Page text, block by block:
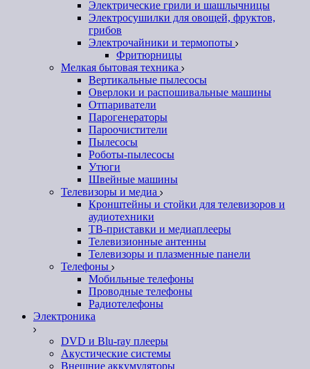
Электрические грили и шашлычницы
Электросушилки для овощей, фруктов,
грибов
Электрочайники и термопоты
Фритюрницы
Мелкая бытовая техника
Вертикальные пылесосы
Оверлоки и распошивальные машины
Отпариватели
Парогенераторы
Пароочистители
Пылесосы
Роботы-пылесосы
Утюги
Швейные машины
Телевизоры и медиа
Кронштейны и стойки для телевизоров и
аудиотехники
ТВ-приставки и медиаплееры
Телевизионные антенны
Телевизоры и плазменные панели
Телефоны
Мобильные телефоны
Проводные телефоны
Радиотелефоны
Электроника
DVD и Blu-ray плееры
Акустические системы
Внешние аккумуляторы